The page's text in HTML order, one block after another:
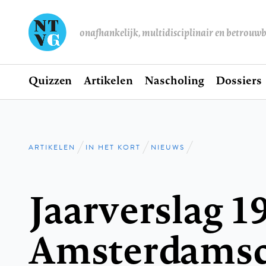
onafhankelijk, multidisciplinair en
Hoofdnavigatie
Home
Quizzen Artikelen Nascholing Dossiers
Kruimelpad
ARTIKELEN IN HET KORT NIEUWS
Jaarverslag